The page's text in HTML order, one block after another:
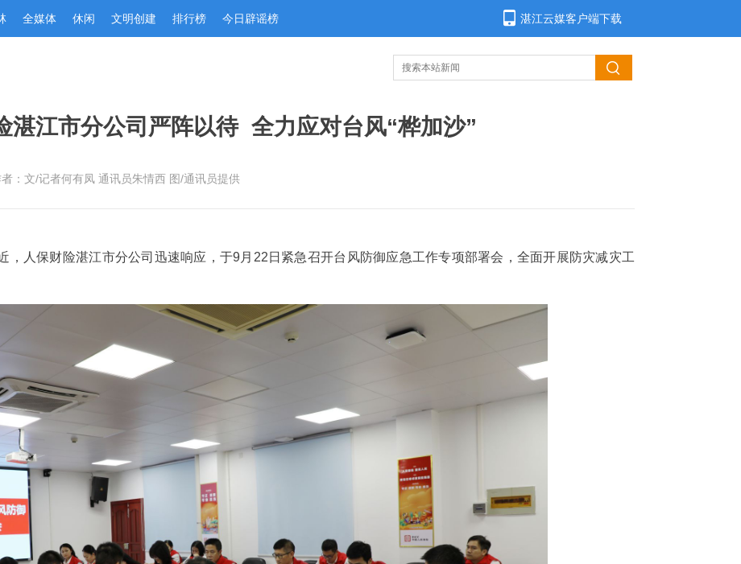
全媒体 休闲 文明创建 排行榜 今日辟谣榜 湛江云媒客户端下载
湛江市分公司严阵以待  全力应对台风“桦加沙”
：文/记者何有凤 通讯员朱情西 图/通讯员提供
，人保财险湛江市分公司迅速响应，于9月22日紧急召开台风防御应急工作专项部署会，全面开展防灾减灾工